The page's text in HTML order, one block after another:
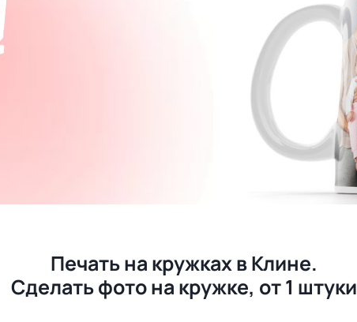
Печать на кружках в Клине.
Сделать фото на кружке, от 1 штуки